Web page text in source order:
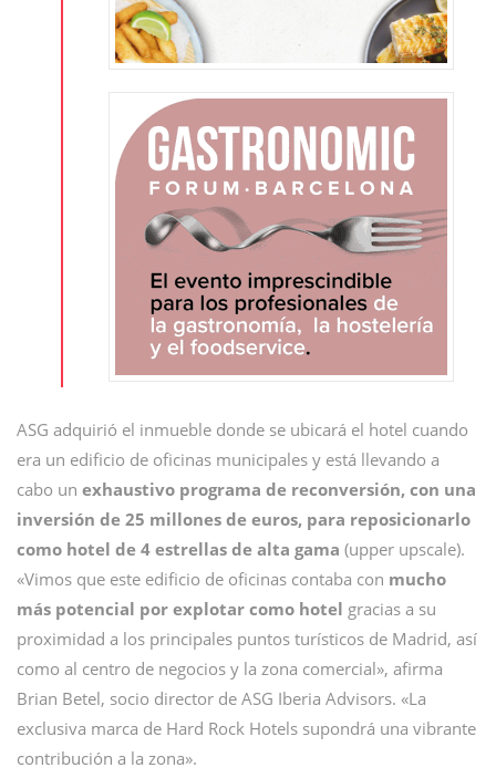
ASG adquirió el inmueble donde se ubicará el hotel cuando
era un edificio de oficinas municipales y está llevando a
cabo un exhaustivo programa de reconversión, con una
inversión de 25 millones de euros, para reposicionarlo
como hotel de 4 estrellas de alta gama (upper upscale).
«Vimos que este edificio de oficinas contaba con mucho
más potencial por explotar como hotel gracias a su
proximidad a los principales puntos turísticos de Madrid, así
como al centro de negocios y la zona comercial», afirma
Brian Betel, socio director de ASG Iberia Advisors. «La
exclusiva marca de Hard Rock Hotels supondrá una vibrante
contribución a la zona».